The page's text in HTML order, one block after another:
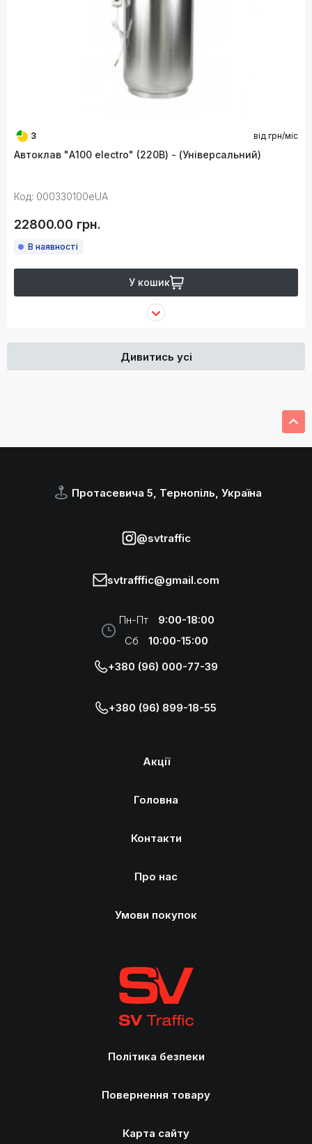
3 від грн/міс
Автоклав "А100 electro" (220В) - (Універсальний)
Код: 000330100eUA
22800.00 грн.
В наявності
У кошик
Дивитись усі
Політика безпеки
Повернення товару
Карта сайту
Акції
Головна
Контакти
Про нас
Умови покупок
Протасевича 5, Тернопіль, Україна
@svtraffic
svtrafffic@gmail.com
Пн-Пт
9:00-18:00
Сб
10:00-15:00
+380 (96) 000-77-39
+380 (96) 899-18-55